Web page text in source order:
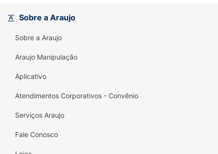
Sobre a Araujo
Sobre a Araujo
Araujo Manipulação
Aplicativo
Atendimentos Corporativos - Convênio
Serviços Araujo
Fale Conosco